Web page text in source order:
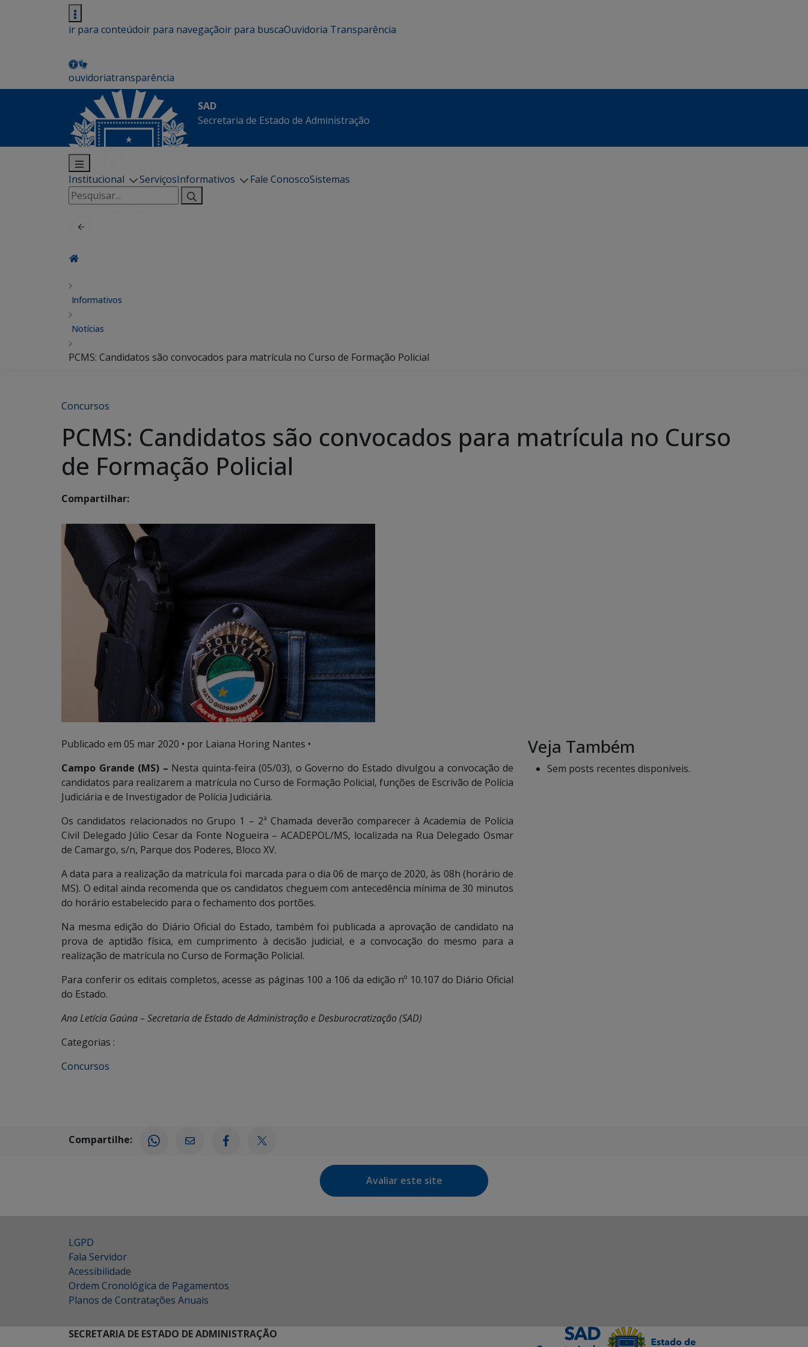
ir para conteúdoir para navegaçãoir para buscaOuvidoria Transparência
ouvidoriatransparência
SAD
Secretaria de Estado de Administração
Institucional ServiçosInformativos Fale ConoscoSistemas
Pesquisar
por:
Informativos
Notícias
PCMS: Candidatos são convocados para matrícula no Curso de Formação Policial
Concursos
PCMS: Candidatos são convocados para matrícula no Curso
de Formação Policial
Compartilhar:
Publicado em 05 mar 2020 • por Laiana Horing Nantes •
Campo Grande (MS) – Nesta quinta-feira (05/03), o Governo do Estado divulgou a convocação de
candidatos para realizarem a matrícula no Curso de Formação Policial, funções de Escrivão de Polícia
Judiciária e de Investigador de Polícia Judiciária.
Os candidatos relacionados no Grupo 1 – 2ª Chamada deverão comparecer à Academia de Polícia
Civil Delegado Júlio Cesar da Fonte Nogueira – ACADEPOL/MS, localizada na Rua Delegado Osmar
de Camargo, s/n, Parque dos Poderes, Bloco XV.
A data para a realização da matrícula foi marcada para o dia 06 de março de 2020, às 08h (horário de
MS). O edital ainda recomenda que os candidatos cheguem com antecedência mínima de 30 minutos
do horário estabelecido para o fechamento dos portões.
Na mesma edição do Diário Oficial do Estado, também foi publicada a aprovação de candidato na
prova de aptidão física, em cumprimento à decisão judicial, e a convocação do mesmo para a
realização de matrícula no Curso de Formação Policial.
Para conferir os editais completos, acesse as páginas 100 a 106 da edição nº 10.107 do Diário Oficial
do Estado.
Ana Letícia Gaúna – Secretaria de Estado de Administração e Desburocratização (SAD)
Categorias :
Concursos
Veja Também
Sem posts recentes disponíveis.
Compartilhe:
Avaliar este site
LGPD
Fala Servidor
Acessibilidade
Ordem Cronológica de Pagamentos
Planos de Contratações Anuais
SECRETARIA DE ESTADO DE ADMINISTRAÇÃO